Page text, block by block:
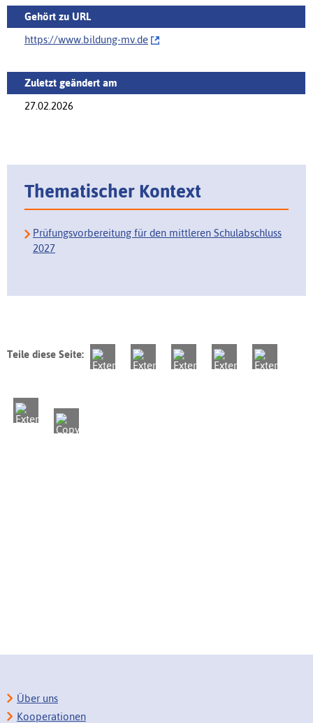
Gehört zu URL
https://‌www.bildung-mv.de
Zuletzt geändert am
27.02.2026
Thematischer Kontext
Prüfungsvorbereitung für den mittleren Schulabschluss
2027
Teile diese Seite:
Über uns
Kooperationen